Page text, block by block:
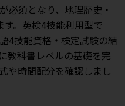
必須となり、地理歴史・
。英検4技能利用型で
4技能資格・検定試験の結
教科書レベルの基礎を完
や時間配分を確認しまし